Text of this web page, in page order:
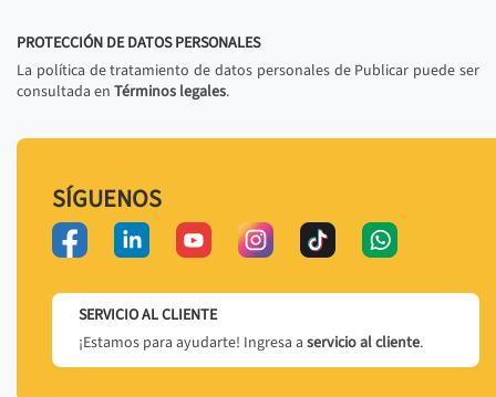
PROTECCIÓN DE DATOS PERSONALES
La política de tratamiento de datos personales de Publicar puede ser
consultada en Términos legales.
SÍGUENOS
SERVICIO AL CLIENTE
¡Estamos para ayudarte! Ingresa a servicio al cliente.